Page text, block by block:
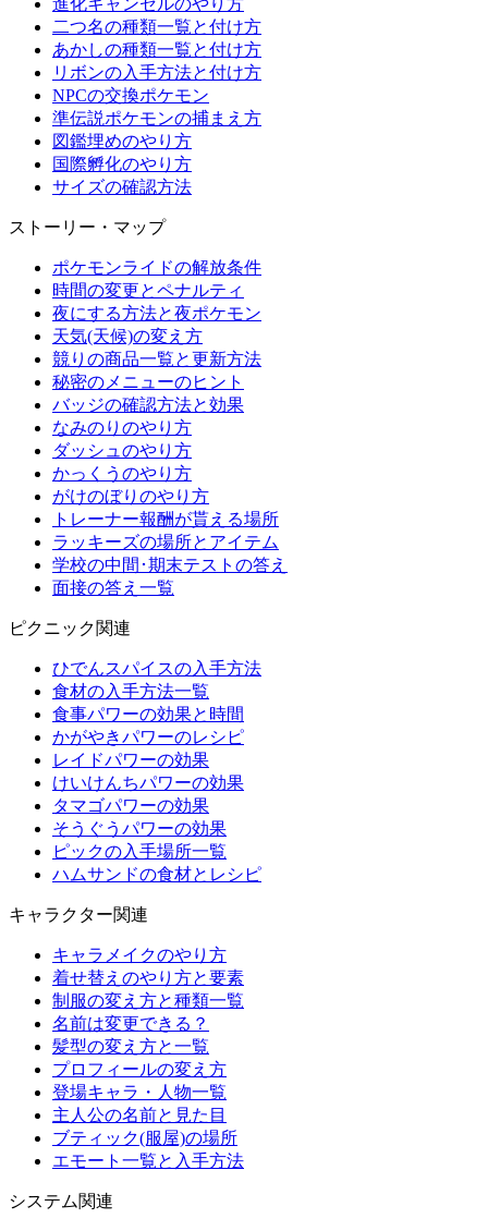
進化キャンセルのやり方
二つ名の種類一覧と付け方
あかしの種類一覧と付け方
リボンの入手方法と付け方
NPCの交換ポケモン
準伝説ポケモンの捕まえ方
図鑑埋めのやり方
国際孵化のやり方
サイズの確認方法
ストーリー・マップ
ポケモンライドの解放条件
時間の変更とペナルティ
夜にする方法と夜ポケモン
天気(天候)の変え方
競りの商品一覧と更新方法
秘密のメニューのヒント
バッジの確認方法と効果
なみのりのやり方
ダッシュのやり方
かっくうのやり方
がけのぼりのやり方
トレーナー報酬が貰える場所
ラッキーズの場所とアイテム
学校の中間･期末テストの答え
面接の答え一覧
ピクニック関連
ひでんスパイスの入手方法
食材の入手方法一覧
食事パワーの効果と時間
かがやきパワーのレシピ
レイドパワーの効果
けいけんちパワーの効果
タマゴパワーの効果
そうぐうパワーの効果
ピックの入手場所一覧
ハムサンドの食材とレシピ
キャラクター関連
キャラメイクのやり方
着せ替えのやり方と要素
制服の変え方と種類一覧
名前は変更できる？
髪型の変え方と一覧
プロフィールの変え方
登場キャラ・人物一覧
主人公の名前と見た目
ブティック(服屋)の場所
エモート一覧と入手方法
システム関連